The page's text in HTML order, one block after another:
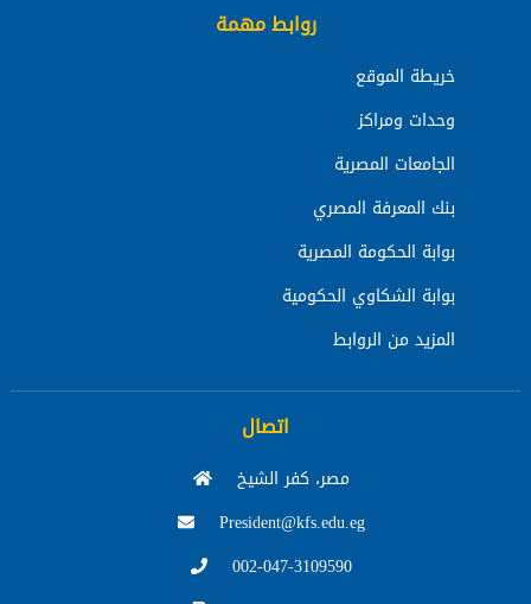
روابط مهمة
خريطة الموقع
وحدات ومراكز
الجامعات المصرية
بنك المعرفة المصري
بوابة الحكومة المصرية
بوابة الشكاوي الحكومية
المزيد من الروابط
اتصال
مصر، كفر الشيخ
President@kfs.edu.eg
002-047-3109590